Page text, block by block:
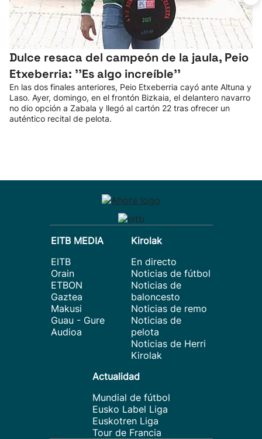
Dulce resaca del campeón de la jaula, Peio
Etxeberria: ''Es algo increíble''
En las dos finales anteriores, Peio Etxeberria cayó ante Altuna y
Laso. Ayer, domingo, en el frontón Bizkaia, el delantero navarro
no dio opción a Zabala y llegó al cartón 22 tras ofrecer un
auténtico recital de pelota.
EITB MEDIA
EITB
Orain
ETBON
Gaztea
Makusi
Guau - Gure
Audioa
Kirolak
En directo
Noticias de fútbol
Noticias de
baloncesto
Noticias de remo
Noticias de
pelota
Noticias de Herri
Kirolak
Actualidad
Mundial de fútbol
Eusko Label Liga
Euskotren Liga
Tour de Francia